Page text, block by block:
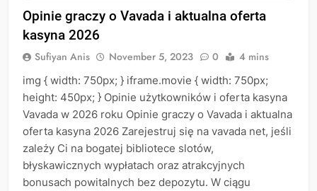
Opinie graczy o Vavada i aktualna oferta
kasyna 2026
Sufiyan Anis November 5, 2023 0 4 mins
img { width: 750px; } iframe.movie { width: 750px;
height: 450px; } Opinie użytkowników i oferta kasyna
Vavada w 2026 roku Opinie graczy o Vavada i aktualna
oferta kasyna 2026 Zarejestruj się na vavada net, jeśli
zależy Ci na bogatej bibliotece slotów,
błyskawicznych wypłatach oraz atrakcyjnych
bonusach powitalnych bez depozytu. W ciągu